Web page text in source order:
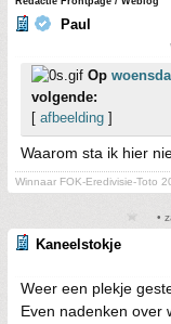
Paul
Op
volgende:
[ afbeelding ]
Waarom sta ik hier
Winnaar FOK-Eredivisie-Toto
•
Kaneelstokje
Weer een plekje
Even nadenken over